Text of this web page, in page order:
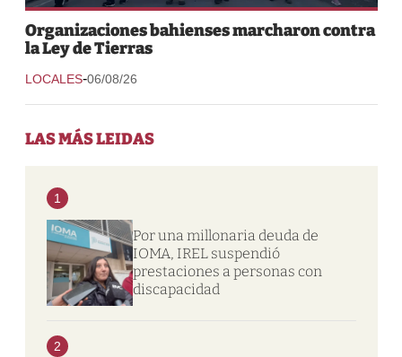
Organizaciones bahienses marcharon contra
la Ley de Tierras
LOCALES-06/08/26
LAS MÁS LEIDAS
1
Por una millonaria deuda de
IOMA, IREL suspendió
prestaciones a personas con
discapacidad
2